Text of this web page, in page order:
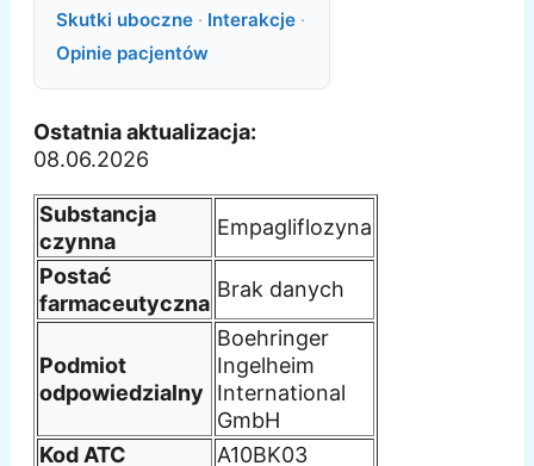
Skutki uboczne · Interakcje ·
Opinie pacjentów
Ostatnia aktualizacja:
08.06.2026
Substancja
czynna
Empagliflozyna
Postać
farmaceutyczna
Brak danych
Podmiot
odpowiedzialny
Boehringer
Ingelheim
International
GmbH
Kod ATC
A10BK03